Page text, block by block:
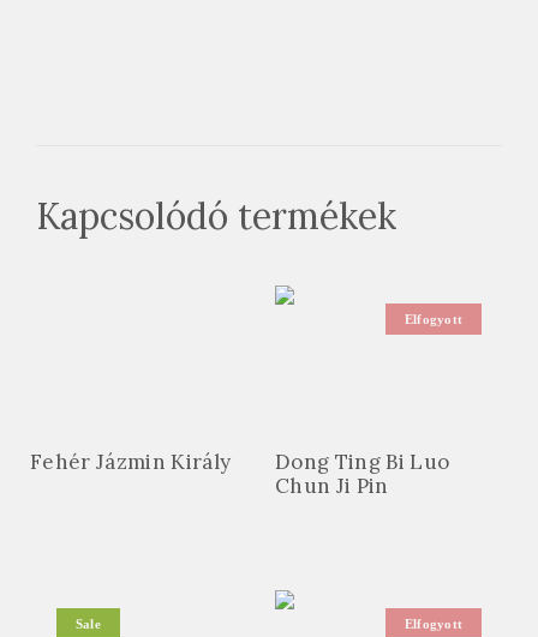
Kapcsolódó termékek
Fehér Jázmin Király
Elfogyott
Dong Ting Bi Luo
Chun Ji Pin
Sale Elfogyott